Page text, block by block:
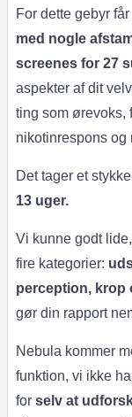
For dette gebyr
med nogle
screenes for 27
aspekter af dit
ting som ørevoks,
nikotinrespons og
Det tager et
13 uger.
Vi kunne godt
fire kategorier:
perception, krop
gør din rapport
Nebula kommer
funktion, vi ikke
forselv at